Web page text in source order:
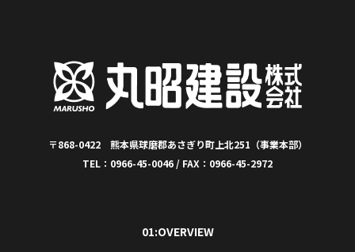
〒868-0422 熊本県球磨郡あさぎり町上北251（事業本部）
TEL：0966-45-0046 / FAX：0966-45-2972
01:OVERVIEW